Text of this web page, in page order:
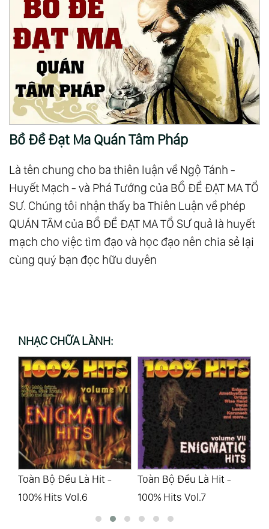
Bồ Đề Đạt Ma Quán Tâm Pháp
Là tên chung cho ba thiên luận về Ngộ Tánh -
Huyết Mạch - và Phá Tướng của BỒ ĐỀ ĐẠT MA TỔ
SƯ. Chúng tôi nhận thấy ba Thiên Luận về phép
QUÁN TÂM của BỒ ĐỀ ĐẠT MA TỔ SƯ quả là huyết
mạch cho việc tìm đạo và học đạo nên chia sẻ lại
cùng quý bạn đọc hữu duyên
NHẠC CHỮA LÀNH:
Toàn Bộ Đều Là Hit -
100% Hits Vol.6
Toàn Bộ Đều Là Hit -
100% Hits Vol.7